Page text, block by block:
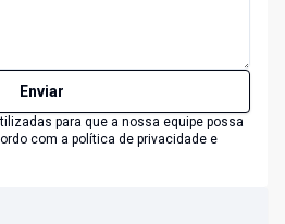
Enviar
para que a nossa equipe possa
com a política de privacidade e